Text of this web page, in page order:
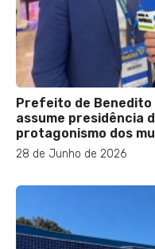
Prefeito de Benedito
assume presidência
protagonismo dos
28 de Junho de 2026